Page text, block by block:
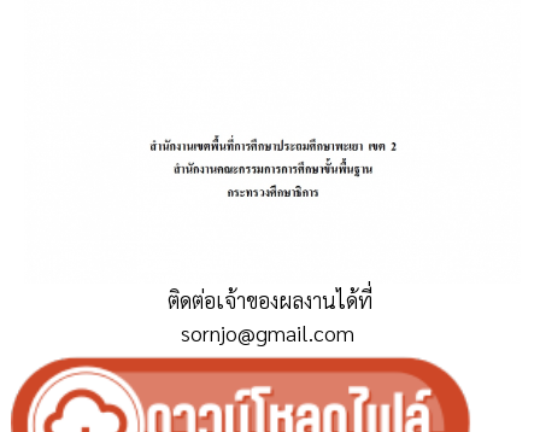
ติดต่อเจ้าของผลงานได้ที่
sornjo@gmail.com